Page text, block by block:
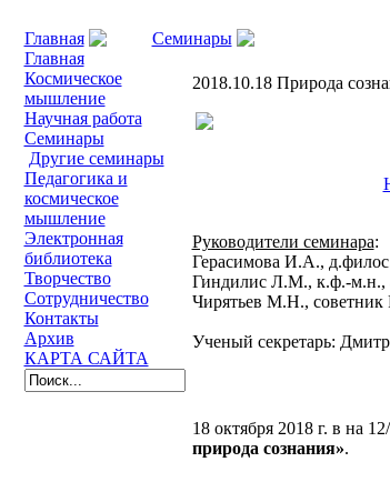
Главная Семинары
Главная
Космическое
мышление
Научная работа
Семинары
Другие семинары
Педагогика и
космическое
мышление
Электронная
библиотека
Творчество
Сотрудничество
Контакты
Архив
КАРТА САЙТА
2018.10.18 Природа
Руководители семинара:
Герасимова И.А.,
Гиндилис Л.М., к.ф.-м.н.,
Чирятьев М.Н.,
Ученый секретарь:
18 октября 2018 г. в на
природа сознания».